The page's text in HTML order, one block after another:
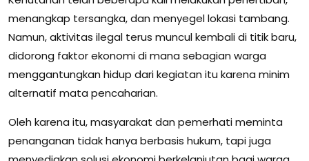
menangkap tersangka, dan menyegel lokasi tambang.
Namun, aktivitas ilegal terus muncul kembali di titik baru,
didorong faktor ekonomi di mana sebagian warga
menggantungkan hidup dari kegiatan itu karena minim
alternatif mata pencaharian.
Oleh karena itu, masyarakat dan pemerhati meminta
penanganan tidak hanya berbasis hukum, tapi juga